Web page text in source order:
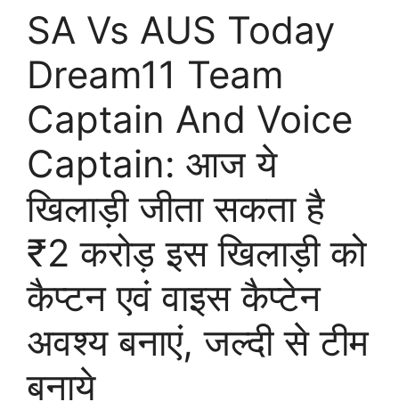
SA Vs AUS Today
Dream11 Team
Captain And Voice
Captain: आज ये
खिलाड़ी जीता सकता है
₹2 करोड़ इस खिलाड़ी को
कैप्टन एवं वाइस कैप्टेन
अवश्य बनाएं, जल्दी से टीम
बनाये